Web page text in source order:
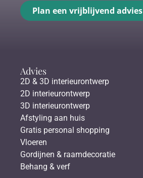
Plan een vrijblijvend advies
Advies
2D & 3D interieurontwerp
2D interieurontwerp
3D interieurontwerp
Afstyling aan huis
Gratis personal shopping
Vloeren
Gordijnen & raamdecoratie
Behang & verf